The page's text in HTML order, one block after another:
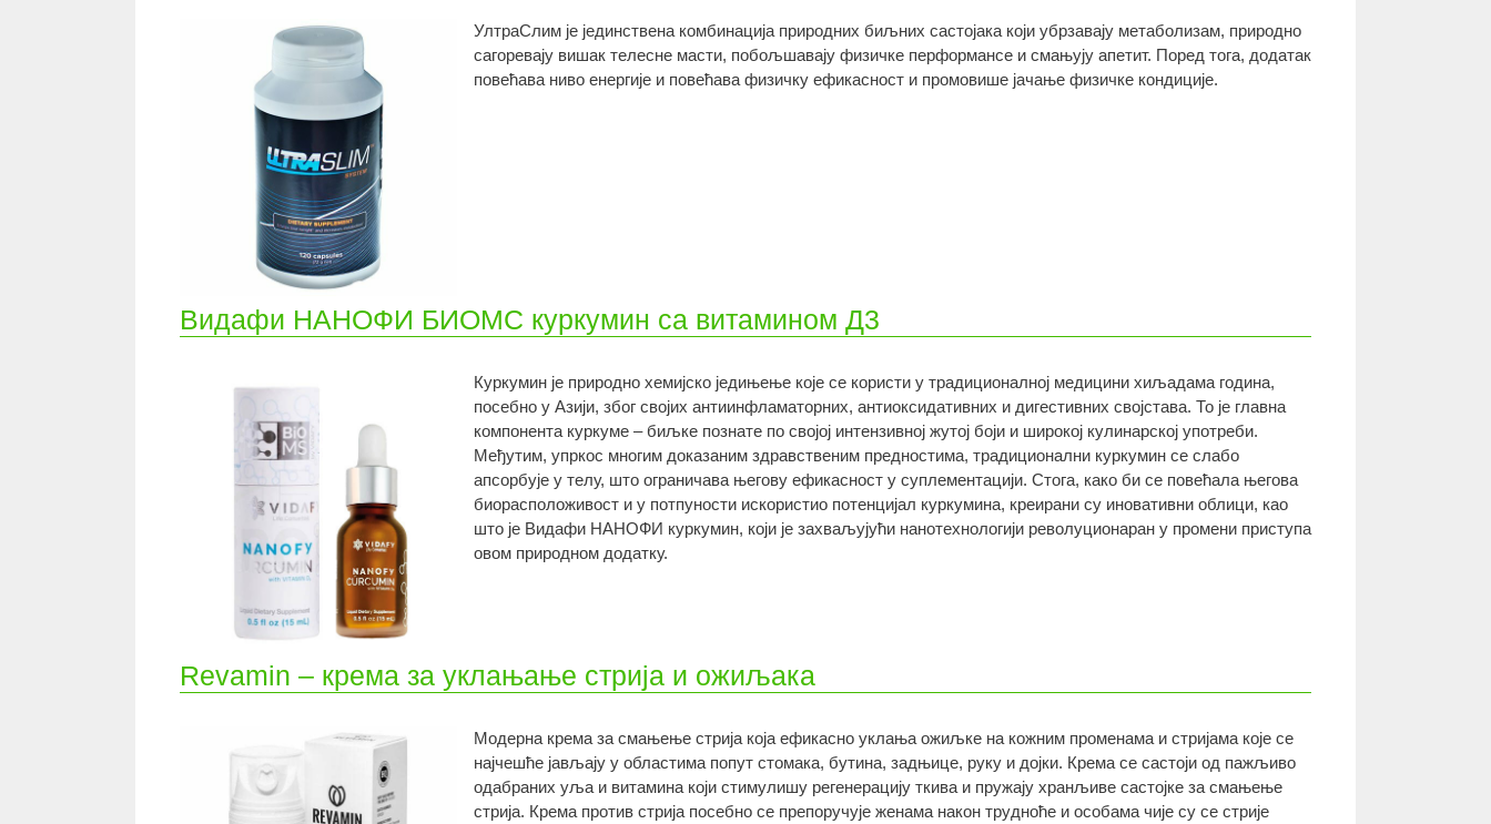
УлтраСлим је јединствена комбинација природних биљних састојака који убрзавају метаболизам, природно
сагоревају вишак телесне масти, побољшавају физичке перформансе и смањују апетит. Поред тога, додатак
повећава ниво енергије и повећава физичку ефикасност и промовише јачање физичке кондиције.
Видафи НАНОФИ БИОМС куркумин са витамином Д3
Куркумин је природно хемијско једињење које се користи у традиционалној медицини хиљадама година,
посебно у Азији, због својих антиинфламаторних, антиоксидативних и дигестивних својстава. То је главна
компонента куркуме – биљке познате по својој интензивној жутој боји и широкој кулинарској употреби.
Међутим, упркос многим доказаним здравственим предностима, традиционални куркумин се слабо
апсорбује у телу, што ограничава његову ефикасност у суплементацији. Стога, како би се повећала његова
биорасположивост и у потпуности искористио потенцијал куркумина, креирани су иновативни облици, као
што је Видафи НАНОФИ куркумин, који је захваљујући нанотехнологији револуционаран у промени приступа
овом природном додатку.
Revamin – крема за уклањање стрија и ожиљака
Модерна крема за смањење стрија која ефикасно уклања ожиљке на кожним променама и стријама које се
најчешће јављају у областима попут стомака, бутина, задњице, руку и дојки. Крема се састоји од пажљиво
одабраних уља и витамина који стимулишу регенерацију ткива и пружају хранљиве састојке за смањење
стрија. Крема против стрија посебно се препоручује женама након трудноће и особама чије су се стрије